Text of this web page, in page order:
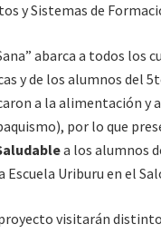
y Sistemas de
abarca a todos los
y de los alumnos del
a la alimentación y
por lo que
a los alumnos
Uriburu en el
proyecto visitarán